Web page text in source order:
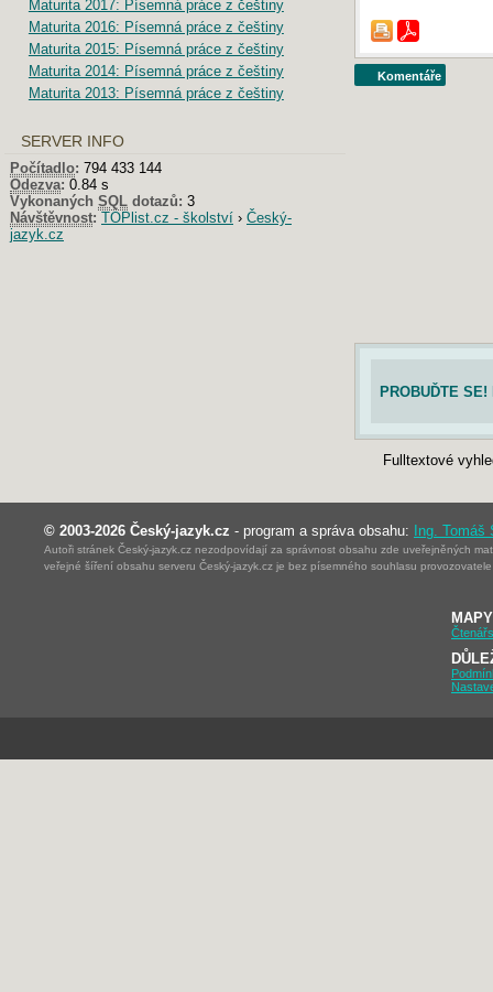
Komentáře
PROBUĎTE
Maturita 2017: Písemná práce z češtiny
Maturita 2016: Písemná práce z češtiny
Maturita 2015: Písemná práce z češtiny
Maturita 2014: Písemná práce z češtiny
Maturita 2013: Písemná práce z češtiny
SERVER INFO
Počítadlo: 794 433 144
Odezva: 0.84 s
Vykonaných SQLdotazů: 3
Návštěvnost: TOPlist.cz - školství› Český-
jazyk.cz
© 2003-2026 Český-jazyk.cz- program a správa obsahu: Ing. Tomáš
Autoři stránek Český-jazyk.cz nezodpovídají za správnost obsahu zde uveřejněných